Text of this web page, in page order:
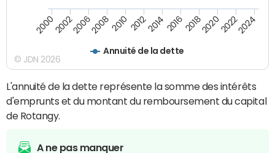
Annuité de la dette
20002002200620082010 2012201420162018202020222024
© JDN 2026
L'annuité de la dette représente la somme des intérêts
d'emprunts et du montant du remboursement du capital
de Rotangy.
A ne pas manquer